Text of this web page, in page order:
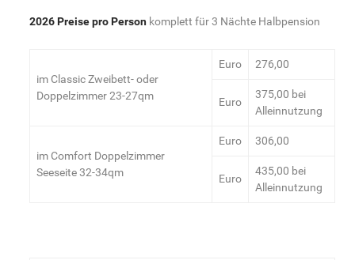
2026 Preise pro Person komplett für 3 Nächte Halbpension
im Classic Zweibett- oder
Doppelzimmer 23-27qm
Euro 276,00
Euro
375,00 bei
Alleinnutzung
im Comfort Doppelzimmer
Seeseite 32-34qm
Euro 306,00
Euro
435,00 bei
Alleinnutzung